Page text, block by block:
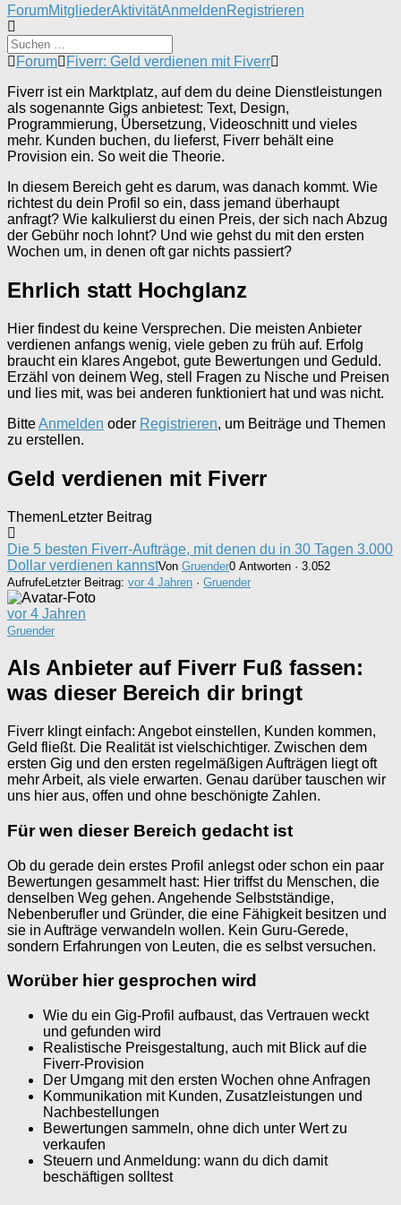
Forum-
Navigation
ForumMitgliederAktivitätAnmeldenRegistrieren
Forum-
-
Du
bist
hier:
Forum
Fiverr: Geld verdienen mit Fiverr
Fiverr ist ein Marktplatz, auf dem du deine Dienstleistungen
als sogenannte Gigs anbietest: Text, Design,
Programmierung, Übersetzung, Videoschnitt und vieles
mehr. Kunden buchen, du lieferst, Fiverr behält eine
Provision ein. So weit die Theorie.
In diesem Bereich geht es darum, was danach kommt. Wie
richtest du dein Profil so ein, dass jemand überhaupt
anfragt? Wie kalkulierst du einen Preis, der sich nach Abzug
der Gebühr noch lohnt? Und wie gehst du mit den ersten
Wochen um, in denen oft gar nichts passiert?
Ehrlich statt Hochglanz
Hier findest du keine Versprechen. Die meisten Anbieter
verdienen anfangs wenig, viele geben zu früh auf. Erfolg
braucht ein klares Angebot, gute Bewertungen und Geduld.
Erzähl von deinem Weg, stell Fragen zu Nische und Preisen
und lies mit, was bei anderen funktioniert hat und was nicht.
BitteAnmelden oder Registrieren, um Beiträge und Themen
zu erstellen.
Geld verdienen mit Fiverr
Themen Letzter Beitrag
Die 5 besten Fiverr-Aufträge, mit denen du in 30 Tagen 3.000
Dollar verdienen kannstVon Gruender0 Antworten · 3.052
AufrufeLetzter Beitrag: vor 4 Jahren · Gruender
vor 4 Jahren
Gruender
Als Anbieter auf Fiverr Fuß fassen:
was dieser Bereich dir bringt
Fiverr klingt einfach: Angebot einstellen, Kunden kommen,
Geld fließt. Die Realität ist vielschichtiger. Zwischen dem
ersten Gig und den ersten regelmäßigen Aufträgen liegt oft
mehr Arbeit, als viele erwarten. Genau darüber tauschen wir
uns hier aus, offen und ohne beschönigte Zahlen.
Für wen dieser Bereich gedacht ist
Ob du gerade dein erstes Profil anlegst oder schon ein paar
Bewertungen gesammelt hast: Hier triffst du Menschen, die
denselben Weg gehen. Angehende Selbstständige,
Nebenberufler und Gründer, die eine Fähigkeit besitzen und
sie in Aufträge verwandeln wollen. Kein Guru-Gerede,
sondern Erfahrungen von Leuten, die es selbst versuchen.
Worüber hier gesprochen wird
Wie du ein Gig-Profil aufbaust, das Vertrauen weckt
und gefunden wird
Realistische Preisgestaltung, auch mit Blick auf die
Fiverr-Provision
Der Umgang mit den ersten Wochen ohne Anfragen
Kommunikation mit Kunden, Zusatzleistungen und
Nachbestellungen
Bewertungen sammeln, ohne dich unter Wert zu
verkaufen
Steuern und Anmeldung: wann du dich damit
beschäftigen solltest